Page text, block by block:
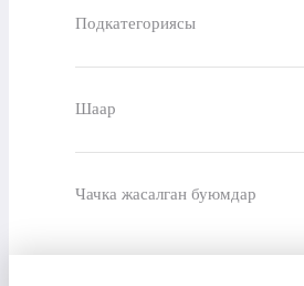
Подкатегориясы
Шаар
Чачка жасалган буюмдар